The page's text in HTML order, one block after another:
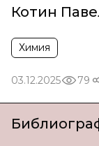
Котин
Химия
03.12.2025 79